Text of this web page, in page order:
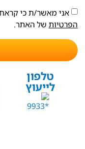
אני מאשר/ת כי
הפרטיות של האתר.
טלפון
לייעוץ